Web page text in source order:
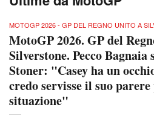
MOTOGP 2026 - GP DEL REGNO UNITO A
MotoGP 2026. GP del
Silverstone. Pecco Bagnaia
Stoner: "Casey ha un
credo servisse il suo
situazione"